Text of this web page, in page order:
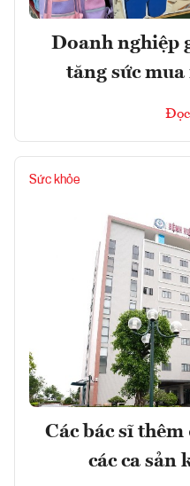
Doanh nghiệp
tăng sức
Sức khỏe
Các bác sĩ
các ca sản